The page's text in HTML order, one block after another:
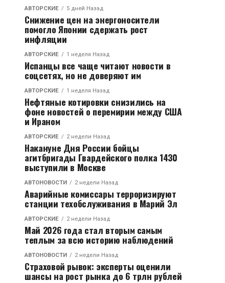
АВТОРСКИЕ 5 дней Назад
Снижение цен на энергоносители
помогло Японии сдержать рост
инфляции
АВТОРСКИЕ 1 неделя Назад
Испанцы все чаще читают новости в
соцсетях, но не доверяют им
АВТОРСКИЕ 1 неделя Назад
Нефтяные котировки снизились на
фоне новостей о перемирии между США
и Ираном
АВТОРСКИЕ 2 недели Назад
Накануне Дня России бойцы
агитбригады Гвардейского полка 1430
выступили в Москве
АВТОНОВОСТИ 2 недели Назад
Аварийные комиссары терроризируют
станции техобслуживания в Марий Эл
АВТОРСКИЕ 2 недели Назад
Май 2026 года стал вторым самым
теплым за всю историю наблюдений
АВТОНОВОСТИ 2 недели Назад
Страховой рывок: эксперты оценили
шансы на рост рынка до 6 трлн рублей